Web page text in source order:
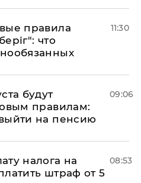
правила
что
11:30
будут
правилам:
на пенсию
09:06
налога на
штраф от 5
08:53